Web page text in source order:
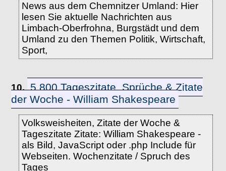
News aus dem Chemnitzer Umland: Hier
lesen Sie aktuelle Nachrichten aus
Limbach-Oberfrohna, Burgstädt und dem
Umland zu den Themen Politik, Wirtschaft,
Sport,
10. 5.800 Tageszitate, Sprüche & Zitate
der Woche - William Shakespeare
Volksweisheiten, Zitate der Woche &
Tageszitate Zitate: William Shakespeare -
als Bild, JavaScript oder .php Include für
Webseiten. Wochenzitate / Spruch des
Tages